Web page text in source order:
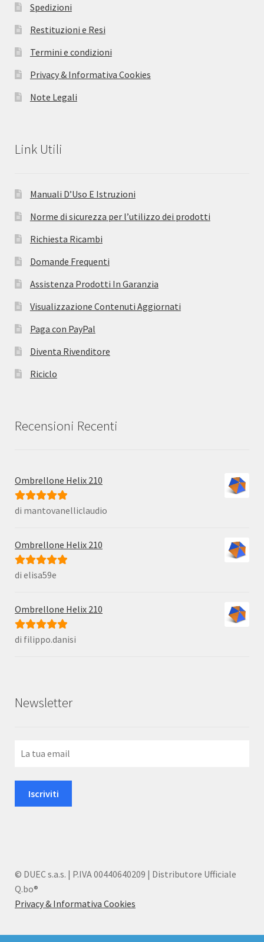
Spedizioni
Restituzioni e Resi
Termini e condizioni
Privacy & Informativa Cookies
Note Legali
Link Utili
Manuali D’Uso E Istruzioni
Norme di sicurezza per l’utilizzo dei prodotti
Richiesta Ricambi
Domande Frequenti
Assistenza Prodotti In Garanzia
Visualizzazione Contenuti Aggiornati
Paga con PayPal
Diventa Rivenditore
Riciclo
Recensioni Recenti
Ombrellone Helix 210
Valutato5su
di mantovanelliclaudio
Ombrellone Helix 210
Valutato5su
di elisa59e
Ombrellone Helix 210
Valutato5 su
di filippo.danisi
Newsletter
© DUEC s.a.s. | P.IVA 00440640209 | Distributore Ufficiale
Q.bo®
Privacy & Informativa Cookies